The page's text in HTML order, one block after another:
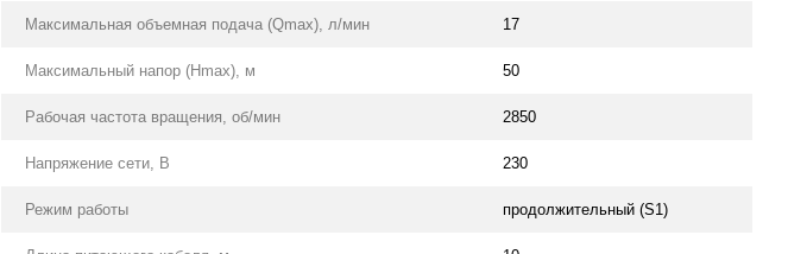
Максимальная объемная подача (Qmax), л/мин 17
Максимальный напор (Нmax), м 50
Рабочая частота вращения, об/мин 2850
Напряжение сети, В 230
Режим работы продолжительный (S1)